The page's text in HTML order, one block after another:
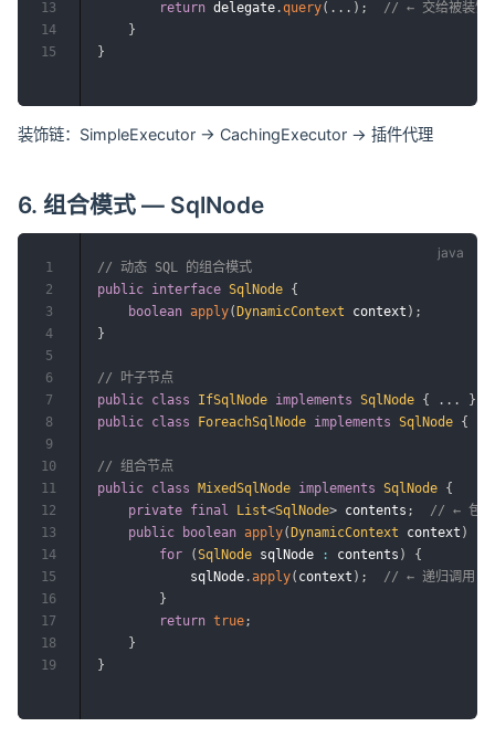
return delegate .query( . . . ) ;
// ← 交给被装饰
}
}
13
14
15
装饰链：SimpleExecutor → CachingExecutor → 插件代理
6. 组合模式 — SqlNode
// 动态 SQL 的组合模式
public interface SqlNode {
boolean apply( DynamicContext context ) ;
}
// 叶子节点
public class IfSqlNode implements SqlNode { . . .
}
public class ForeachSqlNode implements SqlNode {
// 组合节点
public class MixedSqlNode implements SqlNode {
private final List<SqlNode> contents ;
// ← 包含
public
boolean apply( DynamicContext context )
for
(SqlNode sqlNode : contents )
{
            sqlNode
.apply( context ) ;
// ← 递归调用
}
return true;
}
}
1
2
3
4
5
6
7
8
9
10
11
12
13
14
15
16
17
18
19